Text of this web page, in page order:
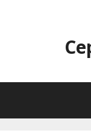
содержимому